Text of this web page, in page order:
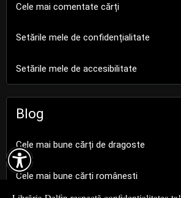

Cele mai comentate cărți
Setările mele de confidențialitate
Setările mele de accesibilitate
Blog
Cele mai bune cărți de dragoste
Cele mai bune cărți românești